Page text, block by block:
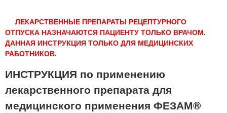
ЛЕКАРСТВЕННЫЕ ПРЕПАРАТЫ РЕЦЕПТУРНОГО
ОТПУСКА НАЗНАЧАЮТСЯ ПАЦИЕНТУ ТОЛЬКО ВРАЧОМ.
ДАННАЯ ИНСТРУКЦИЯ ТОЛЬКО ДЛЯ МЕДИЦИНСКИХ
РАБОТНИКОВ.
ИНСТРУКЦИЯ по применению
лекарственного препарата для
медицинского применения ФЕЗАМ®